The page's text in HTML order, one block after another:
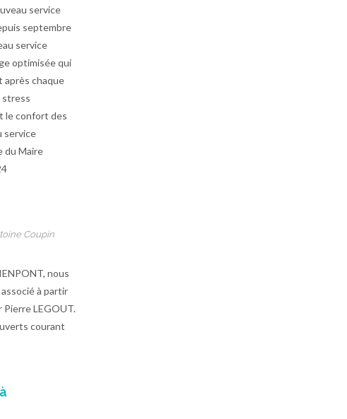
service
septembre
service
optimisée qui
après chaque
stress
le confort des
service
du Maire
Coupin
nous
à partir
Pierre LEGOUT.
courant